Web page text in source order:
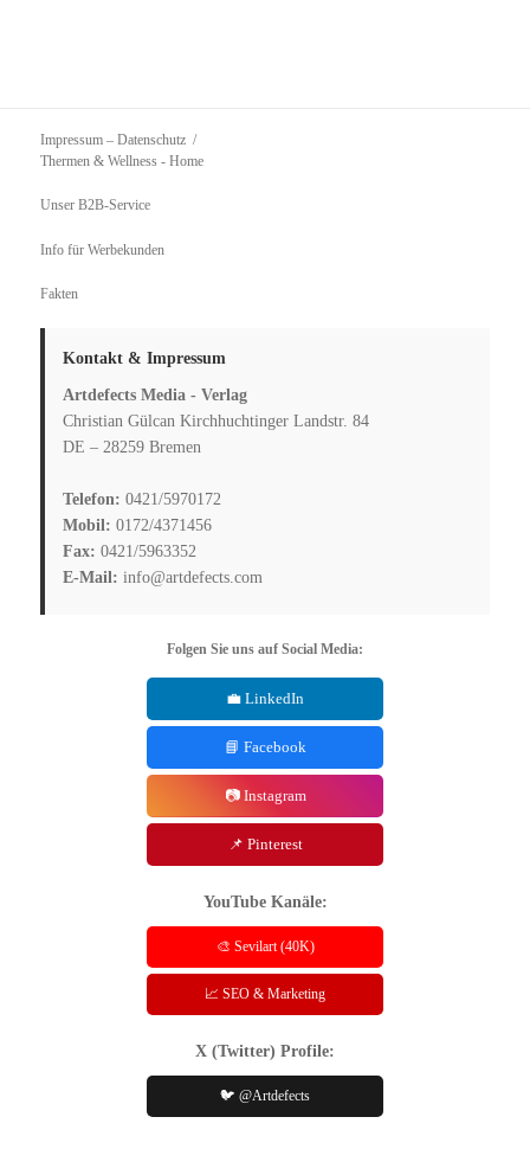
Impressum – Datenschutz
Thermen & Wellness - Home
Unser B2B-Service
Info für Werbekunden
Fakten
Kontakt & Impressum
Artdefects Media - Verlag
Christian Gülcan Kirchhuchtinger Landstr. 84
DE – 28259 Bremen
Telefon: 0421/5970172
Mobil: 0172/4371456
Fax: 0421/5963352
E-Mail: info@artdefects.com
Folgen Sie uns auf Social Media:
💼 LinkedIn
📘 Facebook
📷 Instagram
📌 Pinterest
YouTube Kanäle:
🎨 Sevilart (40K)
📈 SEO & Marketing
X (Twitter) Profile:
🐦 @Artdefects